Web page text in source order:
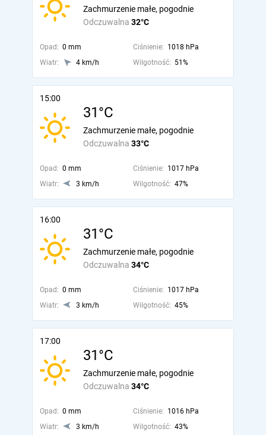
Odczuwalna 32°C
Zachmurzenie małe, pogodnie
Opad: 0 mm Ciśnienie: 1018 hPa
Wiatr:
4 km/h Wilgotność: 51%
15:00
31°C
Odczuwalna 33°C
Zachmurzenie małe, pogodnie
Opad: 0 mm Ciśnienie: 1017 hPa
Wiatr:
3 km/h Wilgotność: 47%
16:00
31°C
Odczuwalna 34°C
Zachmurzenie małe, pogodnie
Opad: 0 mm Ciśnienie: 1017 hPa
Wiatr:
3 km/h Wilgotność: 45%
17:00
31°C
Odczuwalna 34°C
Zachmurzenie małe, pogodnie
Opad: 0 mm Ciśnienie: 1016 hPa
Wiatr:
3 km/h Wilgotność: 43%